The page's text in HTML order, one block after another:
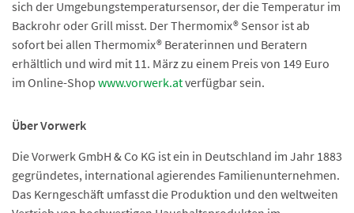
sich der Umgebungstemperatursensor, der die Temperatur im
Backrohr oder Grill misst. Der Thermomix® Sensor ist ab
sofort bei allen Thermomix® Beraterinnen und Beratern
erhältlich und wird mit 11. März zu einem Preis von 149 Euro
im Online-Shop www.vorwerk.atverfügbar sein.
Über Vorwerk
Die Vorwerk GmbH & Co KG ist ein in Deutschland im Jahr 1883
gegründetes, international agierendes Familienunternehmen.
Das Kerngeschäft umfasst die Produktion und den weltweiten